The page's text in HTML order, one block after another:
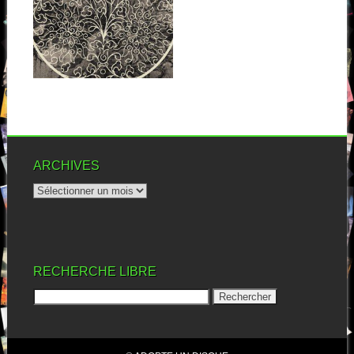
KNOWNOTHINGIS
M
Neuvième album pour le projet
italien auquel j’avoue ne pas
accorder...
▶
ARCHIVES
RECHERCHE LIBRE